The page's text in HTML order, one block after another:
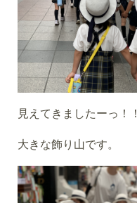
見えてきましたーっ！！
大きな飾り山です。